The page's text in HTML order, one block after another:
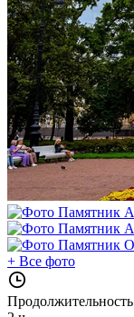
+ Все фото
Продолжительность